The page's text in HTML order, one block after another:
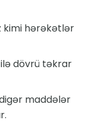
kimi hərəkətlər
dövrü təkrar
maddələr